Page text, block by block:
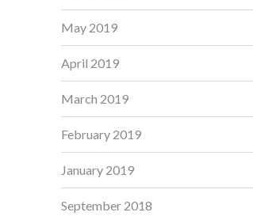
May 2019
April 2019
March 2019
February 2019
January 2019
September 2018